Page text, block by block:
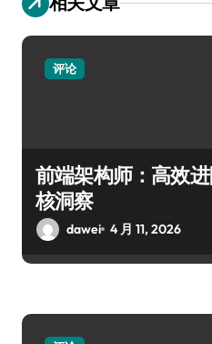
评论
前端架构师：高效
核洞察
dawei 4 月 11, 2026